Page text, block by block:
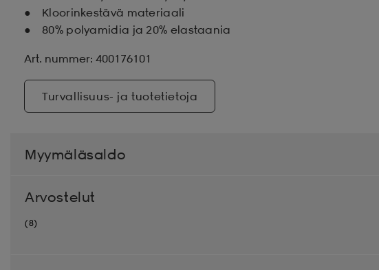
Kloorinkestävä materiaali
80% polyamidia ja 20% elastaania
Art. nummer: 400176101
Turvallisuus- ja tuotetietoja
Myymäläsaldo
Arvostelut
(8)